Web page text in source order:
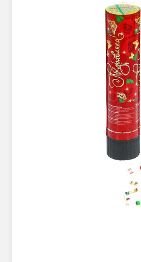
Новинки 2025/26
Фейерверки на свадьбу